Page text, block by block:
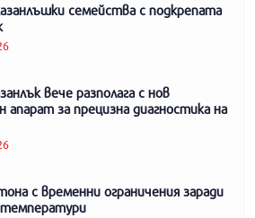
семейства с подкрепата
вече разполага с нов
апарат за прецизна диагностика на
с временни ограничения заради
температури